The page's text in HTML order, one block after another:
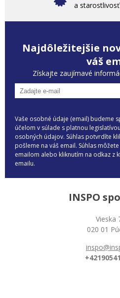
a starostlivosť
Najdôležitejšie
váš
Získajte zaujímavé
Vaše osobné údaje (email) budeme
účelom v súlade s platnou
osobných údajov. Súhlas potvrdíte
pošleme na váš email. Súhlas
emailom alebo kliknutím na odkaz z
emailu.
INSPO
Vieska
020 01